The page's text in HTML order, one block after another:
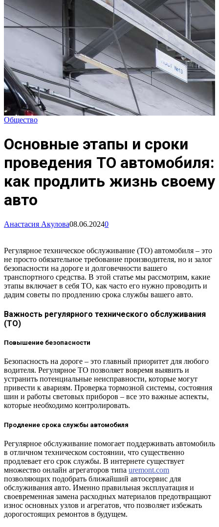
Общество
Основные этапы и сроки
проведения ТО автомобиля:
как продлить жизнь своему
авто
Анастасия Акулова08.06.20240
Регулярное техническое обслуживание (ТО) автомобиля – это
не просто обязательное требование производителя, но и залог
безопасности на дороге и долговечности вашего
транспортного средства. В этой статье мы рассмотрим, какие
этапы включает в себя ТО, как часто его нужно проводить и
дадим советы по продлению срока службы вашего авто.
Важность регулярного технического обслуживания
(ТО)
Повышение безопасности
Безопасность на дороге – это главный приоритет для любого
водителя. Регулярное ТО позволяет вовремя выявить и
устранить потенциальные неисправности, которые могут
привести к авариям. Проверка тормозной системы, состояния
шин и работы световых приборов – все это важные аспекты,
которые необходимо контролировать.
Продление срока службы автомобиля
Регулярное обслуживание помогает поддерживать автомобиль
в отличном техническом состоянии, что существенно
продлевает его срок службы. В интернете существует
множество онлайн агрегаторов типа uremont.com
позволяющих подобрать ближайший автосервис для
обслуживания авто. Именно правильная эксплуатация и
своевременная замена расходных материалов предотвращают
износ основных узлов и агрегатов, что позволяет избежать
дорогостоящих ремонтов в будущем.